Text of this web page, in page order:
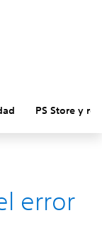
PS Store y
error